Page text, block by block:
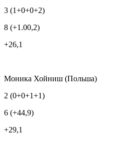
3 (1+0+0+2)
8 (+1.00,2)
+26,1
Моника Хойниш (Польша)
2 (0+0+1+1)
6 (+44,9)
+29,1